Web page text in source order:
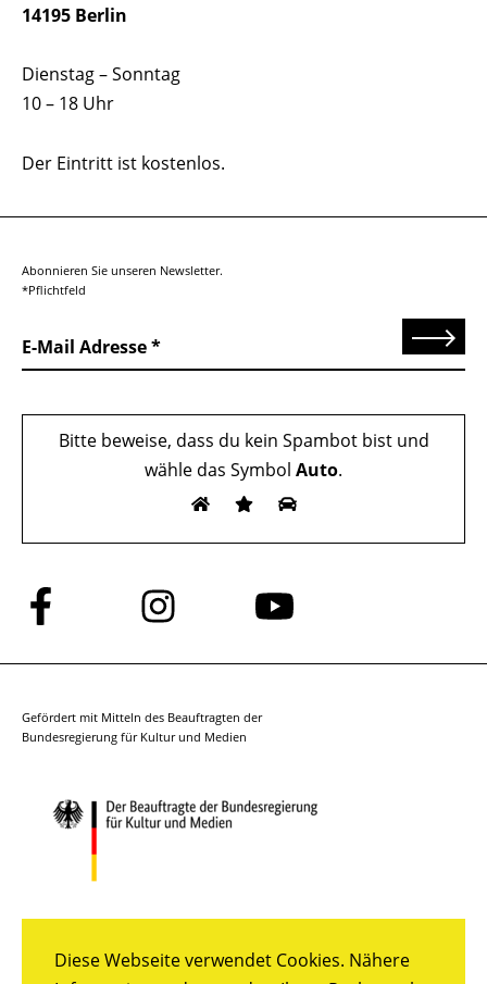
Diese Webseite verwendet Cookies. Nähere
14195 Berlin
Dienstag – Sonntag
10 – 18 Uhr
Der Eintritt ist kostenlos.
Abonnieren Sie unseren Newsletter.
*Pflichtfeld
E-Mail Adresse Senden
Bitte beweise, dass du kein Spambot bist und
wähle das Symbol Auto.
Folge
uns
auf
Folge
uns
auf
Folge
auf
Gefördert mit Mitteln des Beauftragten der
Bundesregierung für Kultur und Medien